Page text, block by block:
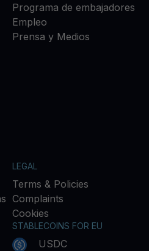
Programa de embajadores
Empleo
Prensa y Medios
LEGAL
Terms & Policies
Complaints
Cookies
STABLECOINS FOR EU
USDC